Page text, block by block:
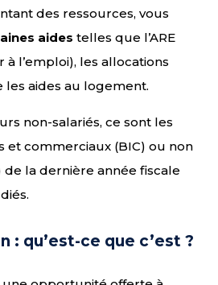
des ressources, vous
aides telles que l’ARE
l’emploi), les allocations
les aides au logement.
non-salariés, ce sont les
et commerciaux (BIC) ou non
la dernière année fiscale
: qu’est-ce que c’est ?